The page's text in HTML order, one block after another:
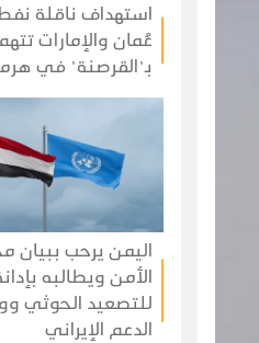
استهداف ناقلة
عُمان والإمارات
بـ"القرصنة" في
اليمن يرحب
الأمن ويطالبه
للتصعيد الحوثي
الدعم الإيراني